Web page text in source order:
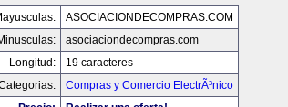
ASOCIACIONDECOMPRAS.COM
asociaciondecompras.com
Longitud:
19 caracteres
Compras y Comercio ElectrÃ³nico